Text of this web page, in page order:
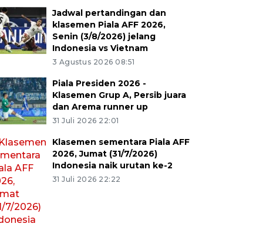
Jadwal pertandingan dan
klasemen Piala AFF 2026,
Senin (3/8/2026) jelang
Indonesia vs Vietnam
3 Agustus 2026 08:51
Piala Presiden 2026 -
Klasemen Grup A, Persib juara
dan Arema runner up
31 Juli 2026 22:01
Klasemen sementara Piala AFF
2026, Jumat (31/7/2026)
Indonesia naik urutan ke-2
31 Juli 2026 22:22